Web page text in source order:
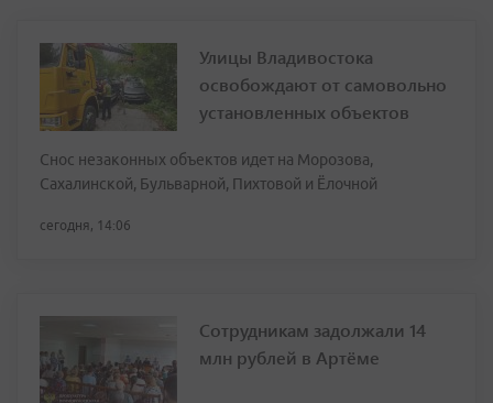
Улицы Владивостока
освобождают от самовольно
установленных объектов
Снос незаконных объектов идет на Морозова,
Сахалинской, Бульварной, Пихтовой и Ёлочной
сегодня, 14:06
Сотрудникам задолжали 14
млн рублей в Артёме